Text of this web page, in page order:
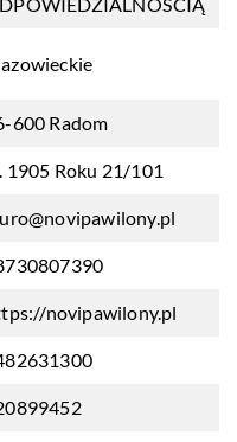
600 Radom
1905 Roku 21/101
novipawilony.pl